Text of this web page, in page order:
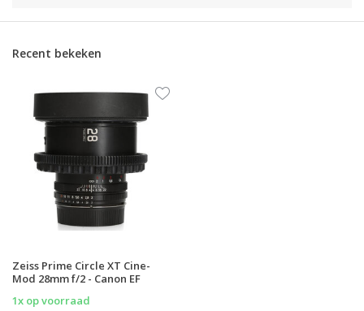
Recent bekeken
Zeiss Prime Circle XT Cine-
Mod 28mm f/2 - Canon EF
1x op voorraad